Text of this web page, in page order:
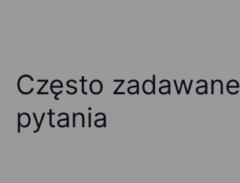
Często zadawane
pytania